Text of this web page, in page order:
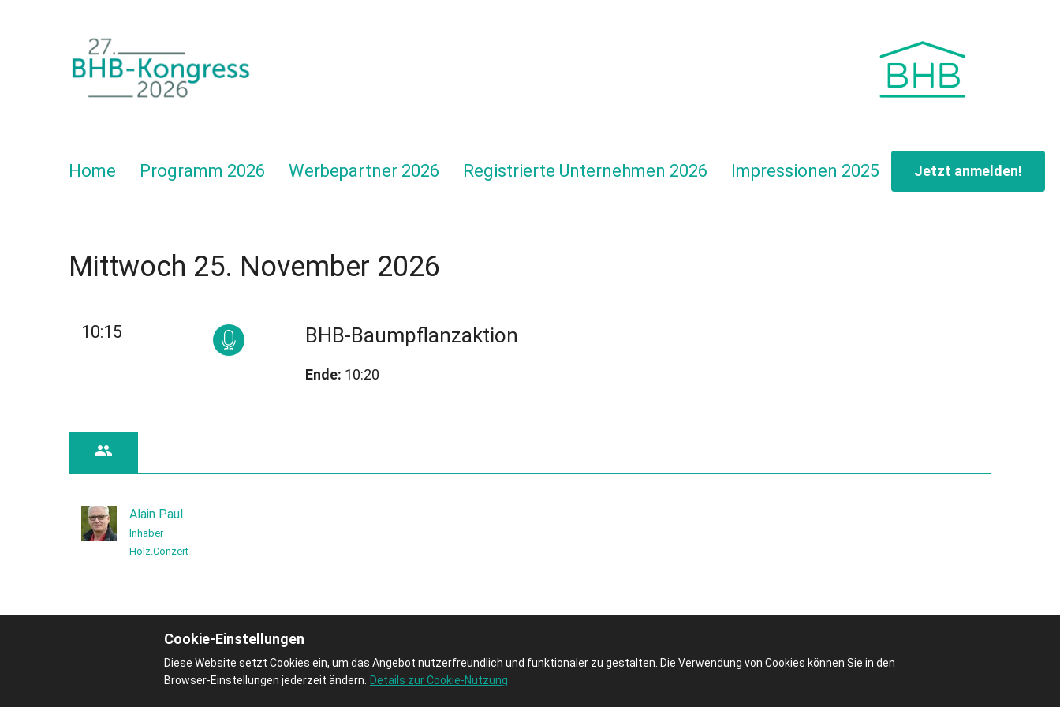
Home Programm 2026 Werbepartner 2026 Registrierte Unternehmen 2026 Impressionen 2025 Jetzt anmelden!
Mittwoch 25. November 2026
10:15 BHB-Baumpflanzaktion
Ende: 10:20

Alain Paul
Inhaber
Holz.Conzert
Cookie-Einstellungen
Diese Website setzt Cookies ein, um das Angebot nutzerfreundlich und funktionaler zu gestalten. Die Verwendung von Cookies können Sie in den
Browser-Einstellungen jederzeit ändern.
Details zur Cookie-Nutzung